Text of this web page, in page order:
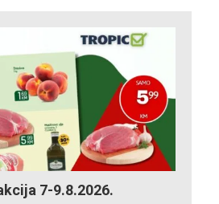
7-9.8.2026.